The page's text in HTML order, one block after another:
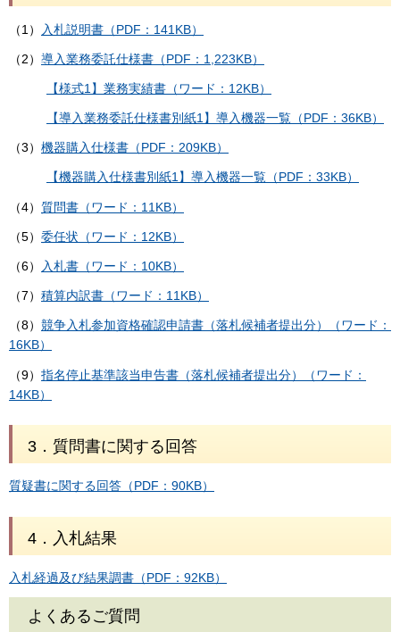
（1） 入札説明書（PDF：141KB）
（2） 導入業務委託仕様書（PDF：1,223KB）
【様式1】業務実績書（ワード：12KB）
【導入業務委託仕様書別紙1】導入機器一覧（PDF：36KB）
（3） 機器購入仕様書（PDF：209KB）
【機器購入仕様書別紙1】導入機器一覧（PDF：33KB）
（4） 質問書（ワード：11KB）
（5） 委任状（ワード：12KB）
（6） 入札書（ワード：10KB）
（7） 積算内訳書（ワード：11KB）
（8） 競争入札参加資格確認申請書（落札候補者提出分）（ワード：
16KB）
（9） 指名停止基準該当申告書（落札候補者提出分）（ワード：
14KB）
3．質問書に関する回答
質疑書に関する回答（PDF：90KB）
4．入札結果
入札経過及び結果調書（PDF：92KB）
よくあるご質問